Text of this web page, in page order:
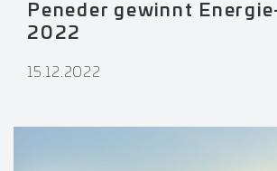
Peneder gewinnt
2022
15.12.2022